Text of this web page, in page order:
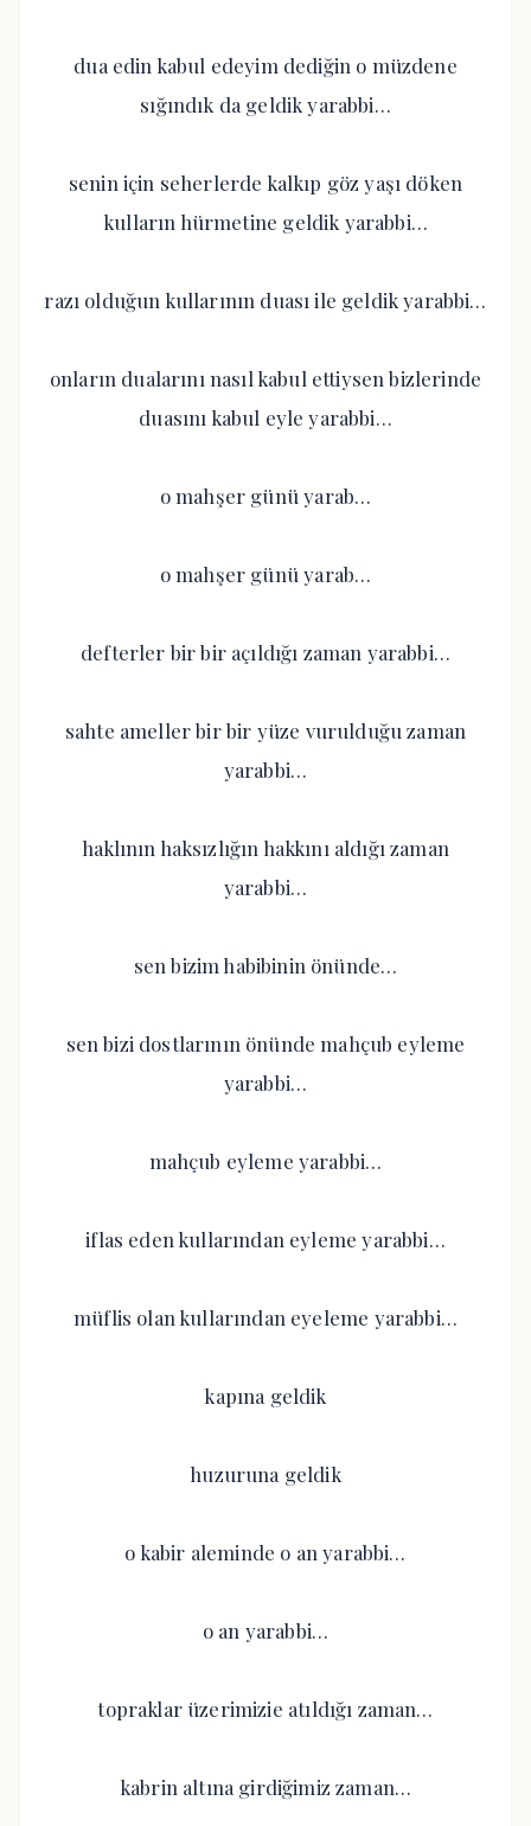
dua edin kabul edeyim dediğin o müzdene
sığındık da geldik yarabbi…
senin için seherlerde kalkıp göz yaşı döken
kulların hürmetine geldik yarabbi…
razı olduğun kullarının duası ile geldik yarabbi…
onların dualarını nasıl kabul ettiysen bizlerinde
duasını kabul eyle yarabbi…
o mahşer günü yarab…
o mahşer günü yarab…
defterler bir bir açıldığı zaman yarabbi…
sahte ameller bir bir yüze vurulduğu zaman
yarabbi…
haklının haksızlığın hakkını aldığı zaman
yarabbi…
sen bizim habibinin önünde…
sen bizi dostlarının önünde mahçub eyleme
yarabbi…
mahçub eyleme yarabbi…
iflas eden kullarından eyleme yarabbi…
müflis olan kullarından eyeleme yarabbi…
kapına geldik
huzuruna geldik
o kabir aleminde o an yarabbi…
o an yarabbi…
topraklar üzerimizie atıldığı zaman…
kabrin altına girdiğimiz zaman…